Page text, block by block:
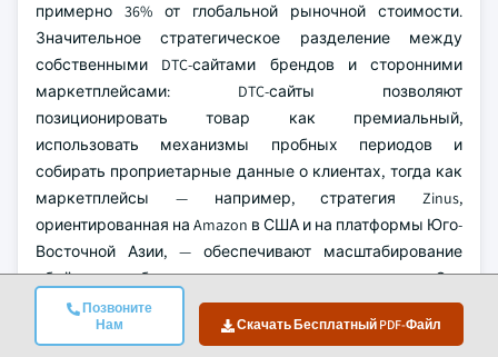
Позвоните
Нам
Скачать Бесплатный PDF-Файл
примерно 36% от глобальной рыночной стоимости.
Значительное стратегическое разделение между
собственными DTC-сайтами брендов и сторонними
маркетплейсами: DTC-сайты позволяют
позиционировать товар как премиальный,
использовать механизмы пробных периодов и
собирать проприетарные данные о клиентах, тогда как
маркетплейсы — например, стратегия Zinus,
ориентированная на Amazon в США и на платформы Юго-
Восточной Азии, — обеспечивают масштабирование
объёмов при более низких средних ценах продаж. Эти
модели не исключают друг друга, но экономически
более выгодны собственным DTC-сайтам для